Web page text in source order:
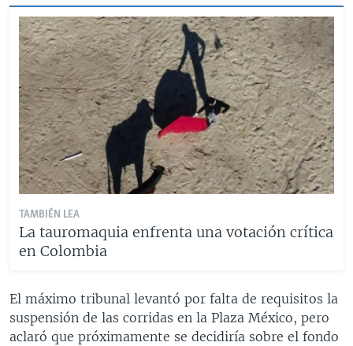
TAMBIÉN LEA
La tauromaquia enfrenta una votación crítica
en Colombia
El máximo tribunal levantó por falta de requisitos la
suspensión de las corridas en la Plaza México, pero
aclaró que próximamente se decidiría sobre el fondo